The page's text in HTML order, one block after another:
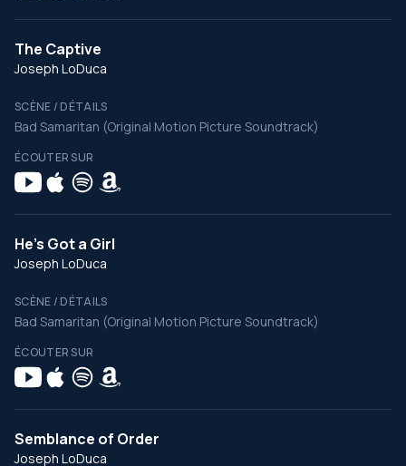
The Captive
Joseph LoDuca
SCÈNE / DÉTAILS
Bad Samaritan (Original Motion Picture Soundtrack)
ÉCOUTER SUR
He's Got a Girl
Joseph LoDuca
SCÈNE / DÉTAILS
Bad Samaritan (Original Motion Picture Soundtrack)
ÉCOUTER SUR
Semblance of Order
Joseph LoDuca